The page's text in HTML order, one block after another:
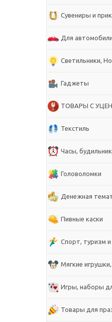
Сувениры и
Для
Светильники,
Гаджеты
ТОВАРЫ С
Текстиль
Часы,
Головоломки
Денежная
Пивные каски
Спорт, туризм
Мягкие
Игры, наборы
Товары для